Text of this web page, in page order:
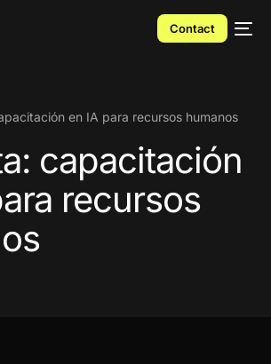
Contact
en IA para recursos humanos
capacitación
recursos